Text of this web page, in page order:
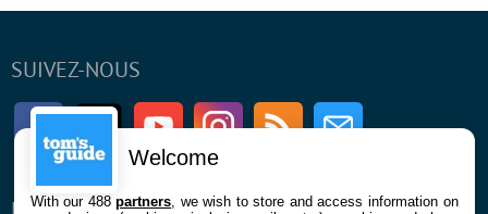
SUIVEZ-NOUS
FacebookTwitter Youtube InstagramRSS Newsletter
Welcome
With our 488partners , we wish to store and access information on